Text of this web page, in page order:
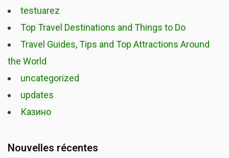
testuarez
Top Travel Destinations and Things to Do
Travel Guides, Tips and Top Attractions Around
the World
uncategorized
updates
Казино
Nouvelles récentes